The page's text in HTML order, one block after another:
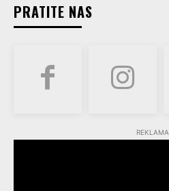
PRATITE NAS
REKLAMA